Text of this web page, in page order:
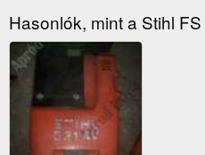
Hasonlók, mint a Stihl